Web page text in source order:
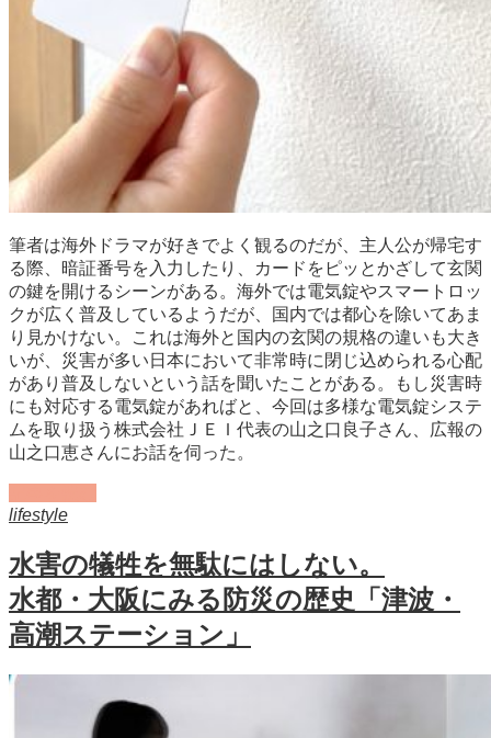
筆者は海外ドラマが好きでよく観るのだが、主人公が帰宅す
る際、暗証番号を入力したり、カードをピッとかざして玄関
の鍵を開けるシーンがある。海外では電気錠やスマートロッ
クが広く普及しているようだが、国内では都心を除いてあま
り見かけない。これは海外と国内の玄関の規格の違いも大き
いが、災害が多い日本において非常時に閉じ込められる心配
があり普及しないという話を聞いたことがある。もし災害時
にも対応する電気錠があればと、今回は多様な電気錠システ
ムを取り扱う株式会社ＪＥＩ代表の山之口良子さん、広報の
山之口恵さんにお話を伺った。
lifestyle
水害の犠牲を無駄にはしない。
水都・大阪にみる防災の歴史「津波・
高潮ステーション」